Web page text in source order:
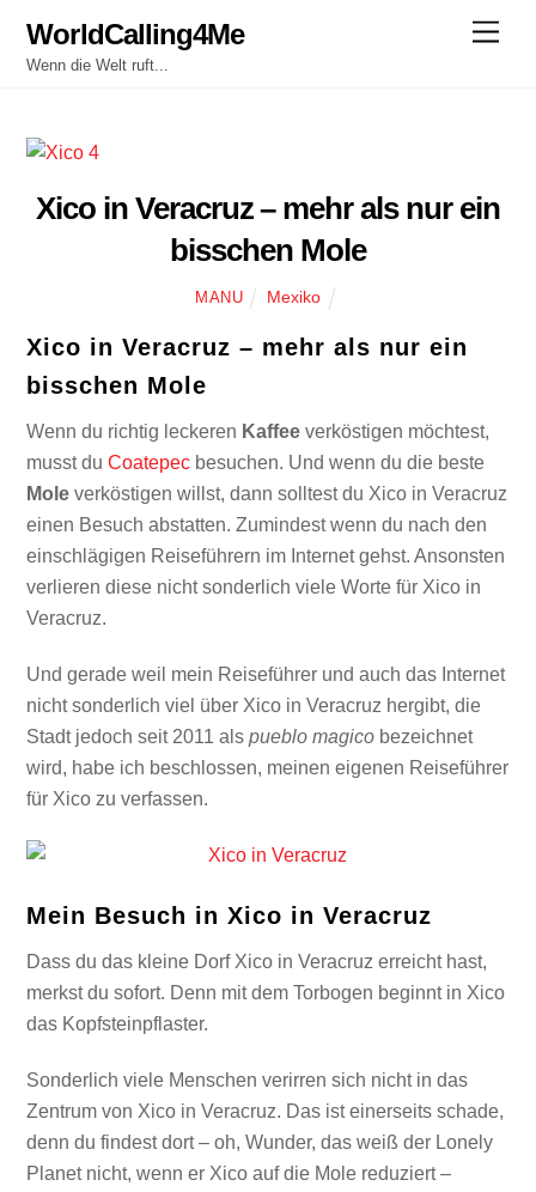
content
WorldCalling4Me
Wenn die Welt ruft...
Xico in Veracruz – mehr als nur ein
bisschen Mole
MANU Mexiko
Xico in Veracruz – mehr als nur ein
bisschen Mole
Wenn du richtig leckeren Kaffee verköstigen möchtest,
musst duCoatepec besuchen. Und wenn du die beste
Mole verköstigen willst, dann solltest du Xico in Veracruz
einen Besuch abstatten. Zumindest wenn du nach den
einschlägigen Reiseführern im Internet gehst. Ansonsten
verlieren diese nicht sonderlich viele Worte für Xico in
Veracruz.
Und gerade weil mein Reiseführer und auch das Internet
nicht sonderlich viel über Xico in Veracruz hergibt, die
Stadt jedoch seit 2011 alspueblo magico bezeichnet
wird, habe ich beschlossen, meinen eigenen Reiseführer
für Xico zu verfassen.
Mein Besuch in Xico in Veracruz
Dass du das kleine Dorf Xico in Veracruz erreicht hast,
merkst du sofort. Denn mit dem Torbogen beginnt in Xico
das Kopfsteinpflaster.
Sonderlich viele Menschen verirren sich nicht in das
Zentrum von Xico in Veracruz. Das ist einerseits schade,
denn du findest dort – oh, Wunder, das weiß der Lonely
Planet nicht, wenn er Xico auf die Mole reduziert –